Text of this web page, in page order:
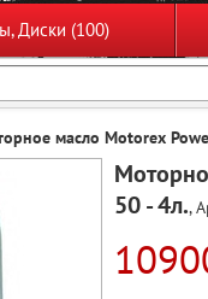
Диски (100)
масло Motorex
50 - 4л.,